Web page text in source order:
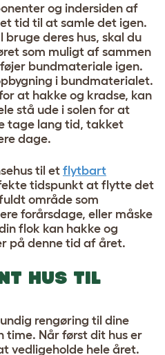
og indersiden af
tid til at samle det igen.
bruge deres hus, skal du
som muligt af sammen
bundmateriale igen.
i bundmaterialet.
at hakke og kradse, kan
stå ude i solen for at
tage lang tid, takket
dage.
til et flytbart
tidspunkt at flytte det
område som
forårsdage, eller måske
flok kan hakke og
på denne tid af året.
HUS TIL
rengøring til dine
time. Når først dit hus er
vedligeholde hele året.